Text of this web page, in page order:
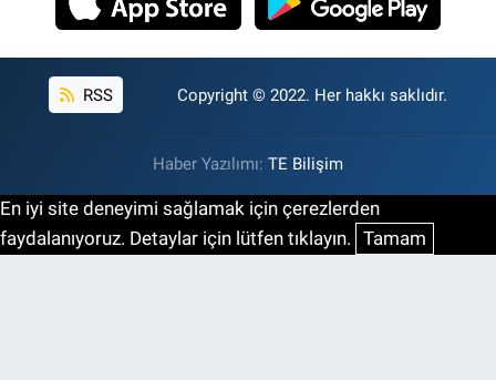
RSS Copyright © 2022. Her hakkı saklıdır.
Haber Yazılımı: TE Bilişim
En iyi site deneyimi sağlamak için çerezlerden
faydalanıyoruz. Detaylar için lütfen tıklayın. Tamam